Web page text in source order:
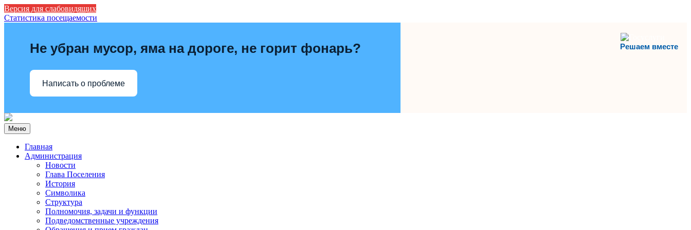
Версия для слабовидящих
Статистика посещаемости
Решаем вместе
Не убран мусор, яма на дороге, не горит фонарь?
Написать о проблеме
Меню
Главная
Администрация
Новости
Глава Поселения
История
Символика
Структура
Полномочия, задачи и функции
Подведомственные учреждения